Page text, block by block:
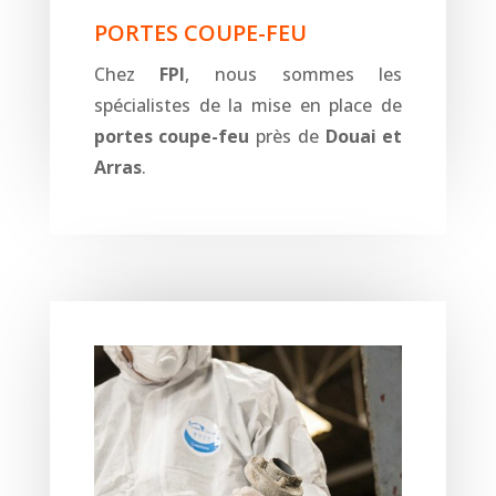
PORTES COUPE-FEU
Chez FPI, nous sommes les
spécialistes de la mise en place de
portes coupe-feu près de Douai et
Arras.